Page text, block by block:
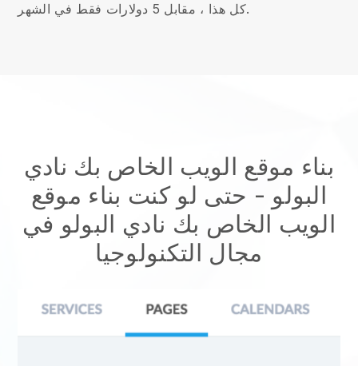
كل هذا ، مقابل 5 دولارات فقط في الشهر.
بناء موقع الويب الخاص بك نادي
البولو - حتى لو كنت بناء موقع
الويب الخاص بك نادي البولو في
مجال التكنولوجيا